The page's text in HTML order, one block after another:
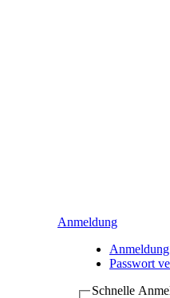
Anmeldung
Anmeldung
Passwort
Schnelle